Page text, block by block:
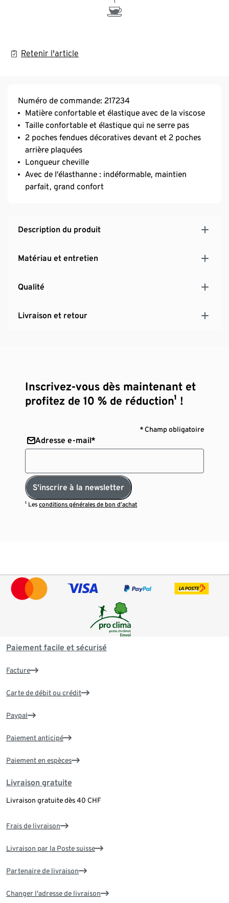
Retenir l'article
Numéro de commande: 217234
Matière confortable et élastique avec de la viscose
Taille confortable et élastique qui ne serre pas
2 poches fendues décoratives devant et 2 poches
arrière plaquées
Longueur cheville
Avec de l’élasthanne : indéformable, maintien
parfait, grand confort
Description du produit
Matériau et entretien
Qualité
Livraison et retour
Inscrivez-vous dès maintenant et
profitez de 10 % de réduction¹ !
* Champ obligatoire
Adresse e-mail*
S'inscrire à la newsletter
¹ Lesconditions générales de bon d’achat
Paiement facile et sécurisé
Facture
Carte de débit ou crédit
Paypal
Paiement anticipé
Paiement en espèces
Livraison gratuite
Livraison gratuite dès 40 CHF
Frais de livraison
Livraison par la Poste suisse
Partenaire de livraison
Changer l'adresse de livraison